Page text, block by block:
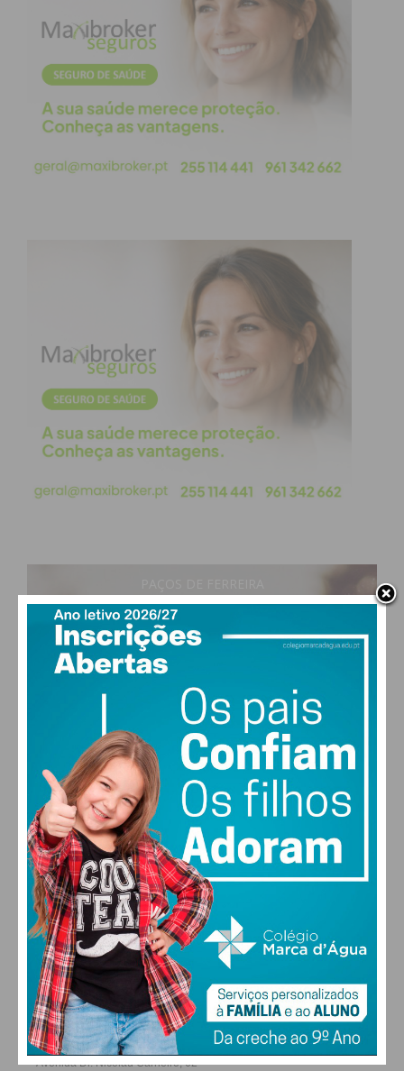
16°
78% humidade
30°
SEX
28
SÁB
27°
DOM
29°
ALTERAR
FARMACIAS DE SERVIÇO EM PAÇOS DE
FERREIRA